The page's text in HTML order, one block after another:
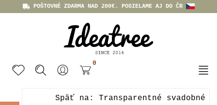
POŠTOVNÉ ZDARMA NAD 200€. POSIELAME AJ DO ČR
0
Späť na: Transparentné svadobné